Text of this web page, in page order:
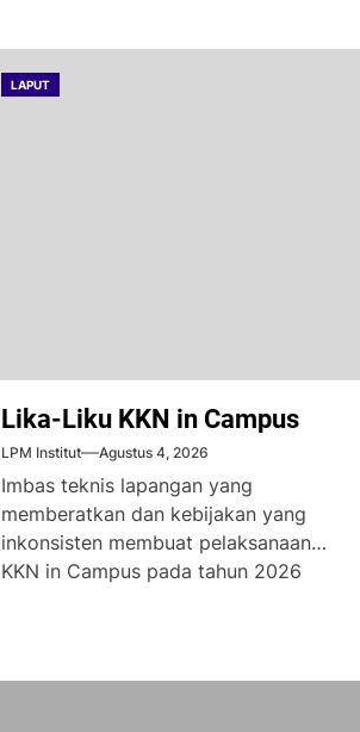
LAPUT
Lika-Liku KKN in Campus
LPM Institut Agustus 4, 2026
Imbas teknis lapangan yang
memberatkan dan kebijakan yang
inkonsisten membuat pelaksanaan
KKN in Campus pada tahun 2026